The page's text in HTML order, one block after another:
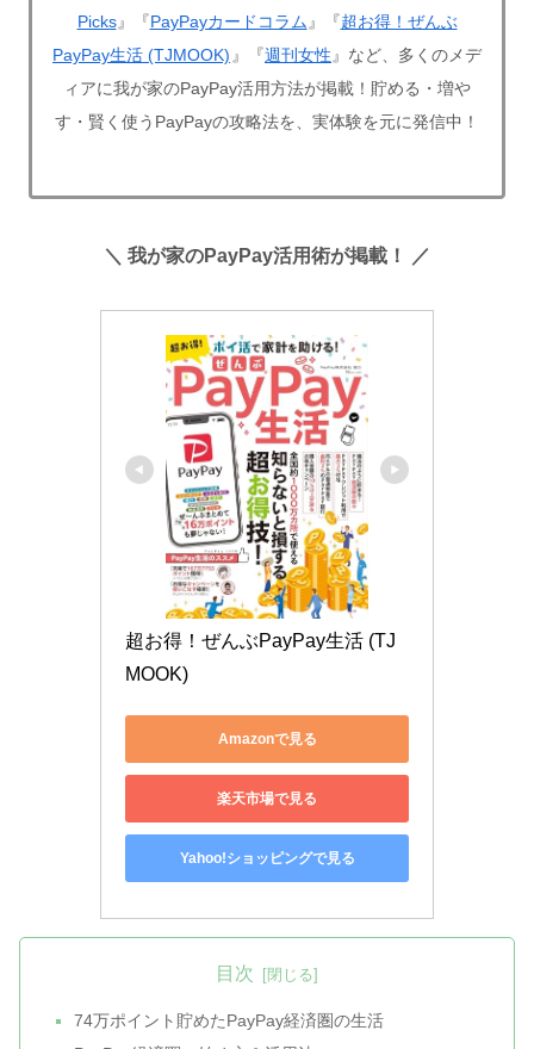
Picks』『PayPayカードコラム』『超お得！ぜんぶ
PayPay生活 (TJMOOK) 』『週刊女性』など、多くのメデ
ィアに我が家のPayPay活用方法が掲載！貯める・増や
す・賢く使うPayPayの攻略法を、実体験を元に発信中！
＼ 我が家のPayPay活用術が掲載！ ／
超お得！ぜんぶPayPay生活 (TJ
MOOK)
Amazonで見る
楽天市場で見る
Yahoo!ショッピングで見る
目次
74万ポイント貯めたPayPay経済圏の生活